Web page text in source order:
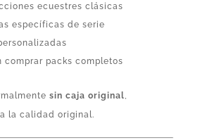
ecuestres clásicas
específicas de serie
comprar packs completos
sin caja original
la calidad original.